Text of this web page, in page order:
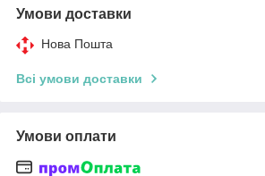
Умови доставки
Нова Пошта
Всі умови доставки
Умови оплати